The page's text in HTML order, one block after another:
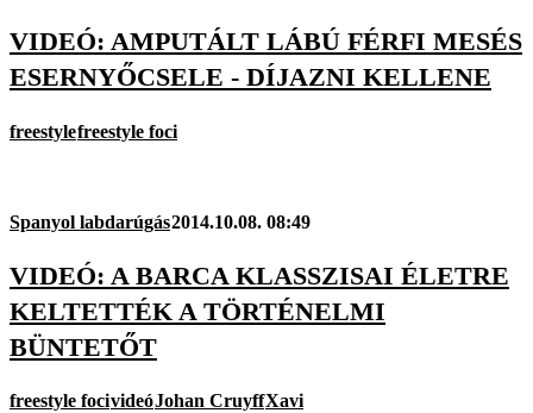
VIDEÓ: AMPUTÁLT LÁBÚ FÉRFI MESÉS
ESERNYŐCSELE - DÍJAZNI KELLENE
freestylefreestyle foci
Spanyol labdarúgás2014.10.08. 08:49
VIDEÓ: A BARCA KLASSZISAI ÉLETRE
KELTETTÉK A TÖRTÉNELMI
BÜNTETŐT
freestyle focivideóJohan CruyffXavi